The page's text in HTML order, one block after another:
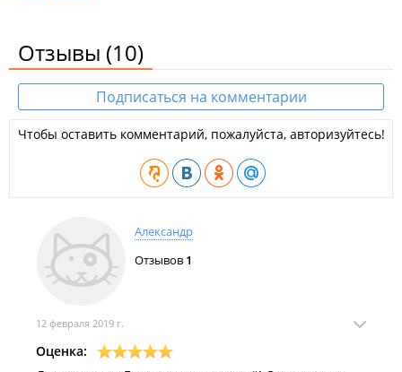
Алюминиевые и пластиковые профили;
Мобильные выставочные системы Just;
Материалы для оформления места продаж;
Клеевые и монтажные технологии;
Профессиональный инструмент для раскроя;
Одежда для маркировки;
Оборудование и металлофурнитура;
Светодиодные табло;
Сотовый поликарбонат для теплиц, навесов,
перегородок.
Отзывы (10)
Подписаться на комментарии
Чтобы оставить комментарий, пожалуйста, авторизуйтесь!
Александр
Отзывов 1
12 февраля 2019 г.
Оценка: